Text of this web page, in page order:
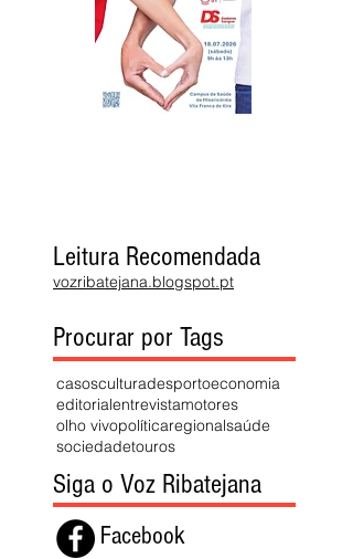
Leitura Recomendada
vozribatejana.blogspot.pt
Procurar por Tags
casosculturadesportoeconomia
editorialentrevistamotores
olho vivopolíticaregionalsaúde
sociedadetouros
Siga o Voz Ribatejana
Facebook